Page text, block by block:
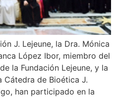
J. Lejeune, la Dra. Mónica
López Ibor, miembro del
la Fundación Lejeune, y la
Cátedra de Bioética J.
han participado en la